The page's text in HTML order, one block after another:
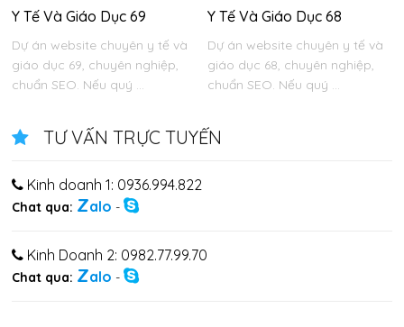
Y Tế Và Giáo Dục 69
Dự án website chuyên y tế và
giáo dục 69, chuyên nghiệp,
chuẩn SEO. Nếu quý ...
Y Tế Và Giáo Dục 68
Dự án website chuyên y tế và
giáo dục 68, chuyên nghiệp,
chuẩn SEO. Nếu quý ...
TƯ VẤN TRỰC TUYẾN
Kinh doanh 1: 0936.994.822
Chat qua: Zalo -
Kinh Doanh 2: 0982.77.99.70
Chat qua: Zalo -